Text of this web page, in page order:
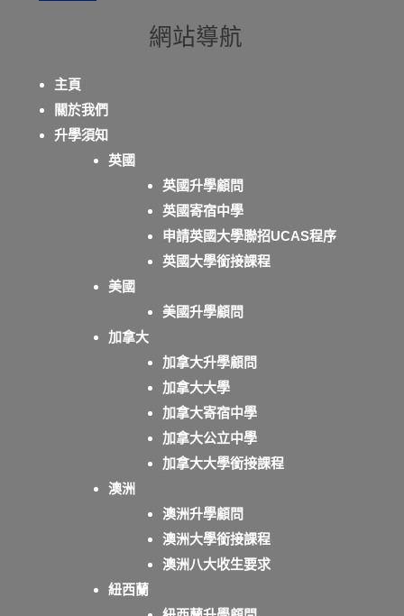
網站導航
主頁
關於我們
升學須知
英國
英國升學顧問
英國寄宿中學
申請英國大學聯招UCAS程序
英國大學銜接課程
美國
美國升學顧問
加拿大
加拿大升學顧問
加拿大大學
加拿大寄宿中學
加拿大公立中學
加拿大大學銜接課程
澳洲
澳洲升學顧問
澳洲大學銜接課程
澳洲八大收生要求
紐西蘭